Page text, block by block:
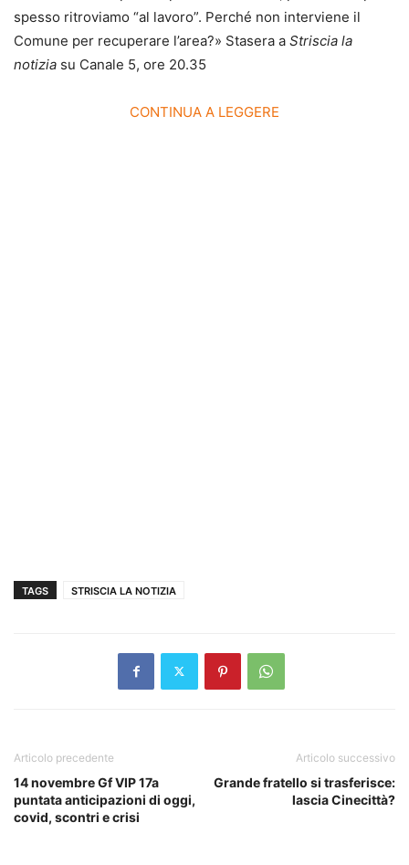
spesso ritroviamo “al lavoro”. Perché non interviene il
Comune per recuperare l’area?» Stasera a Striscia la
notizia su Canale 5, ore 20.35
CONTINUA A LEGGERE
TAGS STRISCIA LA NOTIZIA
Articolo precedente
14 novembre Gf VIP 17a
puntata anticipazioni di oggi,
covid, scontri e crisi
Articolo successivo
Grande fratello si trasferisce:
lascia Cinecittà?